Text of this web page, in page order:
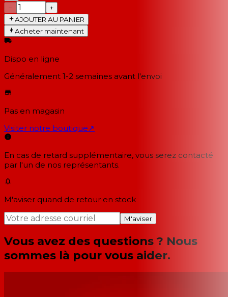
−
+
AJOUTER AU PANIER
Acheter maintenant
Dispo en ligne
Généralement 1-2 semaines avant l'envoi
Pas en magasin
Visiter notre boutique↗
En cas de retard supplémentaire, vous serez contacté
par l'un de nos représentants.
M'aviser quand de retour en stock
M'aviser
Vous avez des questions ? Nous
sommes là pour vous aider.